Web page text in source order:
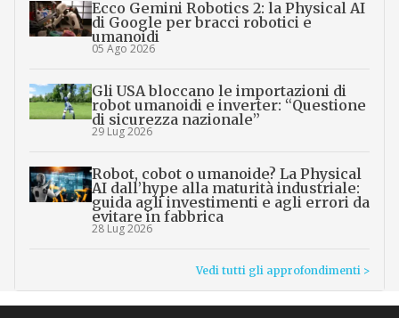
Ecco Gemini Robotics 2: la Physical AI
di Google per bracci robotici e
umanoidi
05 Ago 2026
Gli USA bloccano le importazioni di
robot umanoidi e inverter: “Questione
di sicurezza nazionale”
29 Lug 2026
Robot, cobot o umanoide? La Physical
AI dall’hype alla maturità industriale:
guida agli investimenti e agli errori da
evitare in fabbrica
28 Lug 2026
Vedi tutti gli approfondimenti >